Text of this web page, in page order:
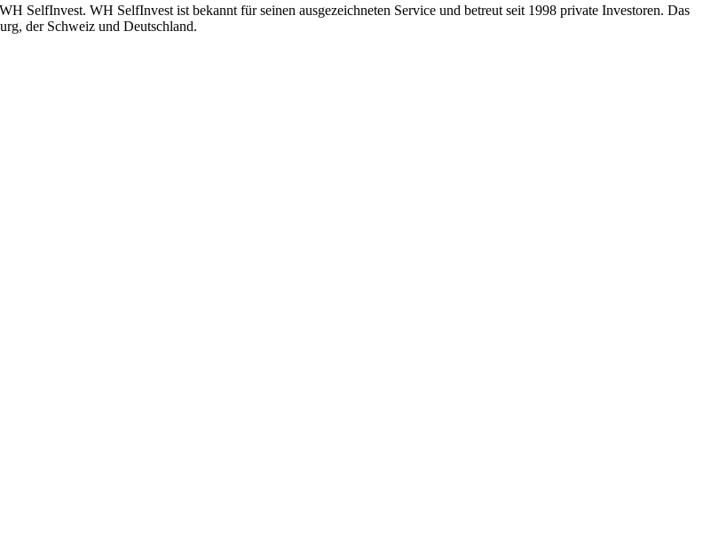
SelfInvest. WH SelfInvest ist bekannt für seinen ausgezeichneten Service und betreut seit 1998 private Investoren. Das
der Schweiz und Deutschland.